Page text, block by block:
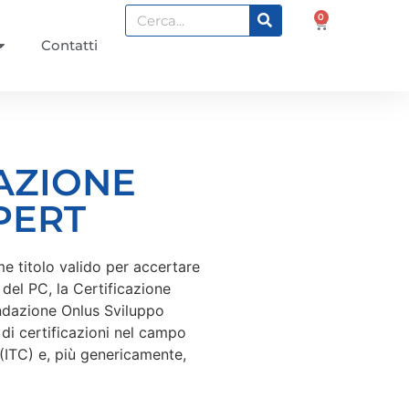
Contatti
0
titolo valido per accertare
PC, la Certificazione
Onlus Sviluppo
certificazioni nel campo
e, più genericamente,